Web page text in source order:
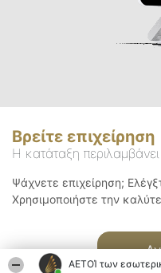
ΑΕΤΟΊ των
Βρείτε επιχείρηση
Η κατάταξη
Ψάχνετε επιχείρηση;
Χρησιμοποιήστε την